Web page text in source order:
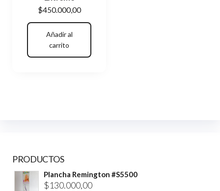
$450.000,00
Añadir al
carrito
PRODUCTOS
Plancha Remington #S5500
$130.000,00